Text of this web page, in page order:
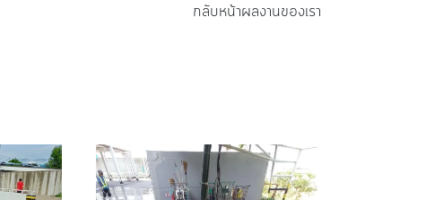
กลับหน้าผลงานของเรา